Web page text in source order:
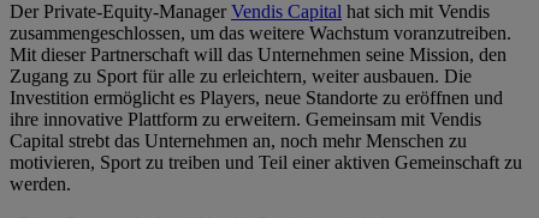
Der Private-Equity-ManagerVendis Capital hat sich mit Vendis
zusammengeschlossen, um das weitere Wachstum voranzutreiben.
Mit dieser Partnerschaft will das Unternehmen seine Mission, den
Zugang zu Sport für alle zu erleichtern, weiter ausbauen. Die
Investition ermöglicht es Players, neue Standorte zu eröffnen und
ihre innovative Plattform zu erweitern. Gemeinsam mit Vendis
Capital strebt das Unternehmen an, noch mehr Menschen zu
motivieren, Sport zu treiben und Teil einer aktiven Gemeinschaft zu
werden.